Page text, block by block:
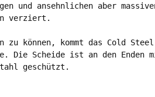
und ansehnlichen aber
verziert.
zu können, kommt das Cold
Die Scheide ist an den Enden
geschützt.